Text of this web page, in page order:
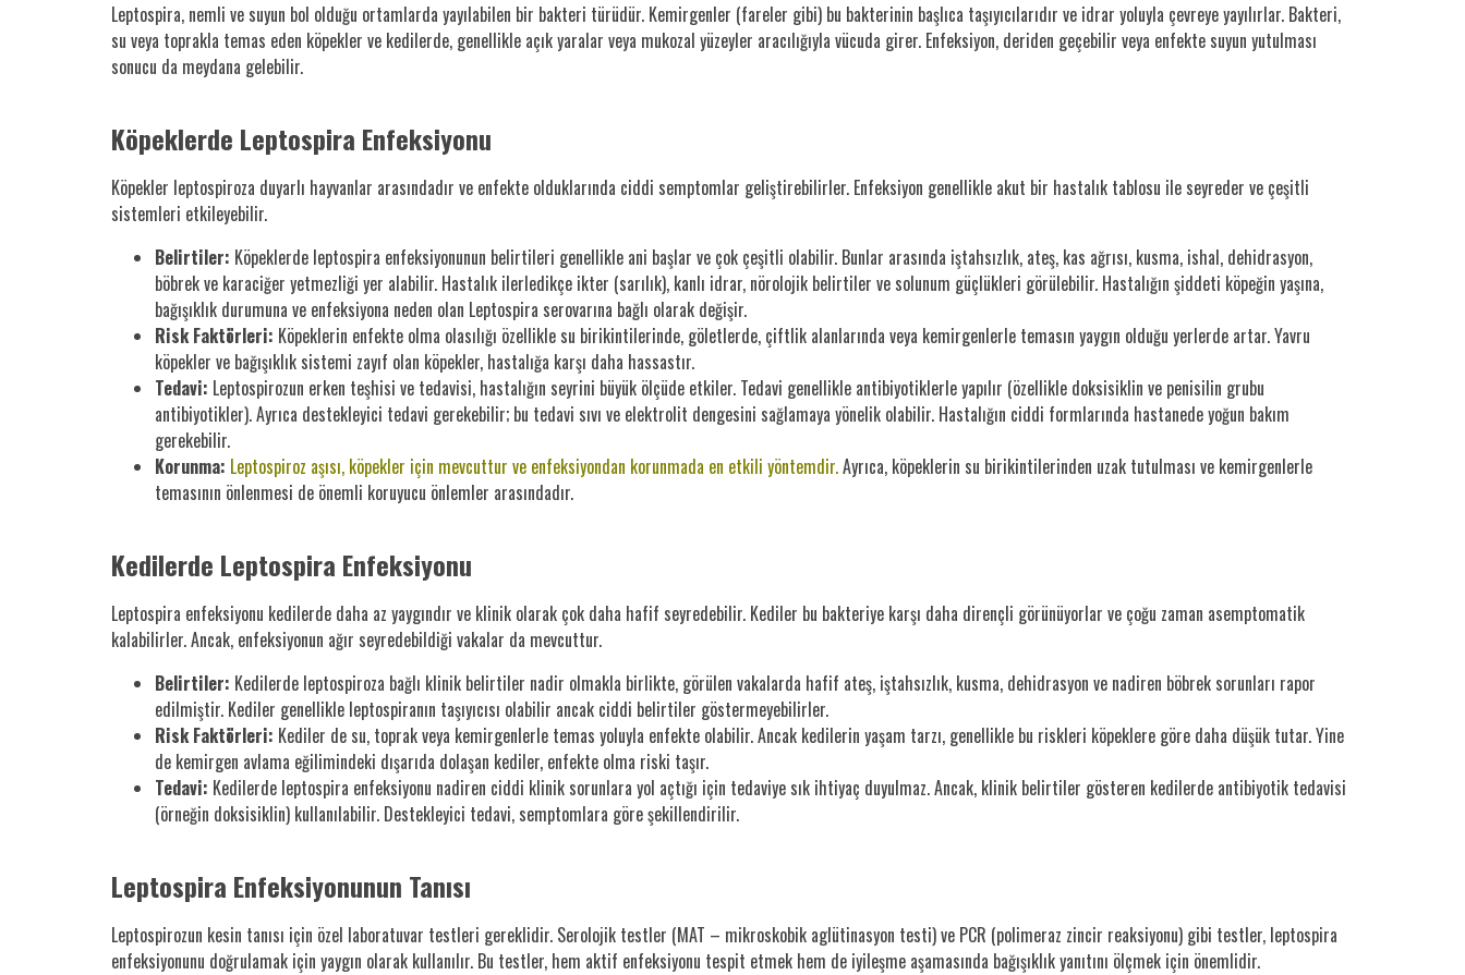
Leptospira, nemli ve suyun bol olduğu ortamlarda yayılabilen bir bakteri türüdür. Kemirgenler (fareler gibi) bu bakterinin başlıca taşıyıcılarıdır ve idrar yoluyla çevreye yayılırlar. Bakteri,
su veya toprakla temas eden köpekler ve kedilerde, genellikle açık yaralar veya mukozal yüzeyler aracılığıyla vücuda girer. Enfeksiyon, deriden geçebilir veya enfekte suyun yutulması
sonucu da meydana gelebilir.
Köpeklerde Leptospira Enfeksiyonu
Köpekler leptospiroza duyarlı hayvanlar arasındadır ve enfekte olduklarında ciddi semptomlar geliştirebilirler. Enfeksiyon genellikle akut bir hastalık tablosu ile seyreder ve çeşitli
sistemleri etkileyebilir.
Belirtiler: Köpeklerde leptospira enfeksiyonunun belirtileri genellikle ani başlar ve çok çeşitli olabilir. Bunlar arasında iştahsızlık, ateş, kas ağrısı, kusma, ishal, dehidrasyon,
böbrek ve karaciğer yetmezliği yer alabilir. Hastalık ilerledikçe ikter (sarılık), kanlı idrar, nörolojik belirtiler ve solunum güçlükleri görülebilir. Hastalığın şiddeti köpeğin yaşına,
bağışıklık durumuna ve enfeksiyona neden olan Leptospira serovarına bağlı olarak değişir.
Risk Faktörleri: Köpeklerin enfekte olma olasılığı özellikle su birikintilerinde, göletlerde, çiftlik alanlarında veya kemirgenlerle temasın yaygın olduğu yerlerde artar. Yavru
köpekler ve bağışıklık sistemi zayıf olan köpekler, hastalığa karşı daha hassastır.
Tedavi: Leptospirozun erken teşhisi ve tedavisi, hastalığın seyrini büyük ölçüde etkiler. Tedavi genellikle antibiyotiklerle yapılır (özellikle doksisiklin ve penisilin grubu
antibiyotikler). Ayrıca destekleyici tedavi gerekebilir; bu tedavi sıvı ve elektrolit dengesini sağlamaya yönelik olabilir. Hastalığın ciddi formlarında hastanede yoğun bakım
gerekebilir.
Korunma: Leptospiroz aşısı, köpekler için mevcuttur ve enfeksiyondan korunmada en etkili yöntemdir.Ayrıca, köpeklerin su birikintilerinden uzak tutulması ve kemirgenlerle
temasının önlenmesi de önemli koruyucu önlemler arasındadır.
Kedilerde Leptospira Enfeksiyonu
Leptospira enfeksiyonu kedilerde daha az yaygındır ve klinik olarak çok daha hafif seyredebilir. Kediler bu bakteriye karşı daha dirençli görünüyorlar ve çoğu zaman asemptomatik
kalabilirler. Ancak, enfeksiyonun ağır seyredebildiği vakalar da mevcuttur.
Belirtiler: Kedilerde leptospiroza bağlı klinik belirtiler nadir olmakla birlikte, görülen vakalarda hafif ateş, iştahsızlık, kusma, dehidrasyon ve nadiren böbrek sorunları rapor
edilmiştir. Kediler genellikle leptospiranın taşıyıcısı olabilir ancak ciddi belirtiler göstermeyebilirler.
Risk Faktörleri: Kediler de su, toprak veya kemirgenlerle temas yoluyla enfekte olabilir. Ancak kedilerin yaşam tarzı, genellikle bu riskleri köpeklere göre daha düşük tutar. Yine
de kemirgen avlama eğilimindeki dışarıda dolaşan kediler, enfekte olma riski taşır.
Tedavi: Kedilerde leptospira enfeksiyonu nadiren ciddi klinik sorunlara yol açtığı için tedaviye sık ihtiyaç duyulmaz. Ancak, klinik belirtiler gösteren kedilerde antibiyotik tedavisi
(örneğin doksisiklin) kullanılabilir. Destekleyici tedavi, semptomlara göre şekillendirilir.
Leptospira Enfeksiyonunun Tanısı
Leptospirozun kesin tanısı için özel laboratuvar testleri gereklidir. Serolojik testler (MAT – mikroskobik aglütinasyon testi) ve PCR (polimeraz zincir reaksiyonu) gibi testler, leptospira
enfeksiyonunu doğrulamak için yaygın olarak kullanılır. Bu testler, hem aktif enfeksiyonu tespit etmek hem de iyileşme aşamasında bağışıklık yanıtını ölçmek için önemlidir.